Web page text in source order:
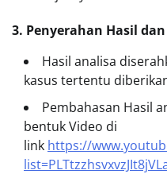
3. Penyerahan Hasil
Hasil analisa
kasus tertentu
Pembahasan Hasil
bentuk Video di
link https://